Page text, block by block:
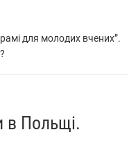
для молодих вчених”.
в Польщі.